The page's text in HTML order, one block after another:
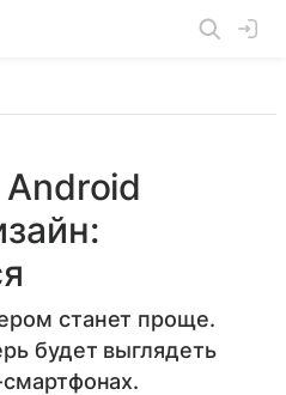
станет проще.
будет выглядеть